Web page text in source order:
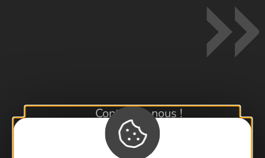
Contactez-nous !
Foire aux questions
Brochures